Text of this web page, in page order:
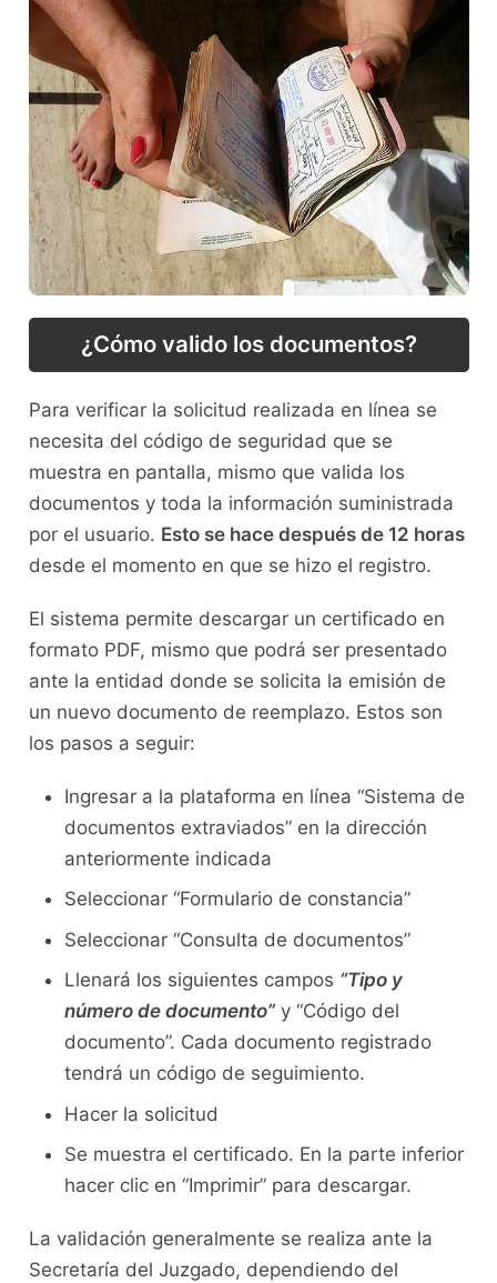
¿Cómo valido los documentos?
Para verificar la solicitud realizada en línea se
necesita del código de seguridad que se
muestra en pantalla, mismo que valida los
documentos y toda la información suministrada
por el usuario. Esto se hace después de 12 horas
desde el momento en que se hizo el registro.
El sistema permite descargar un certificado en
formato PDF, mismo que podrá ser presentado
ante la entidad donde se solicita la emisión de
un nuevo documento de reemplazo. Estos son
los pasos a seguir:
Ingresar a la plataforma en línea “Sistema de
documentos extraviados” en la dirección
anteriormente indicada
Seleccionar “Formulario de constancia”
Seleccionar “Consulta de documentos”
Llenará los siguientes campos “Tipo y
número de documento”y “Código del
documento”. Cada documento registrado
tendrá un código de seguimiento.
Hacer la solicitud
Se muestra el certificado. En la parte inferior
hacer clic en “Imprimir” para descargar.
La validación generalmente se realiza ante la
Secretaría del Juzgado, dependiendo del